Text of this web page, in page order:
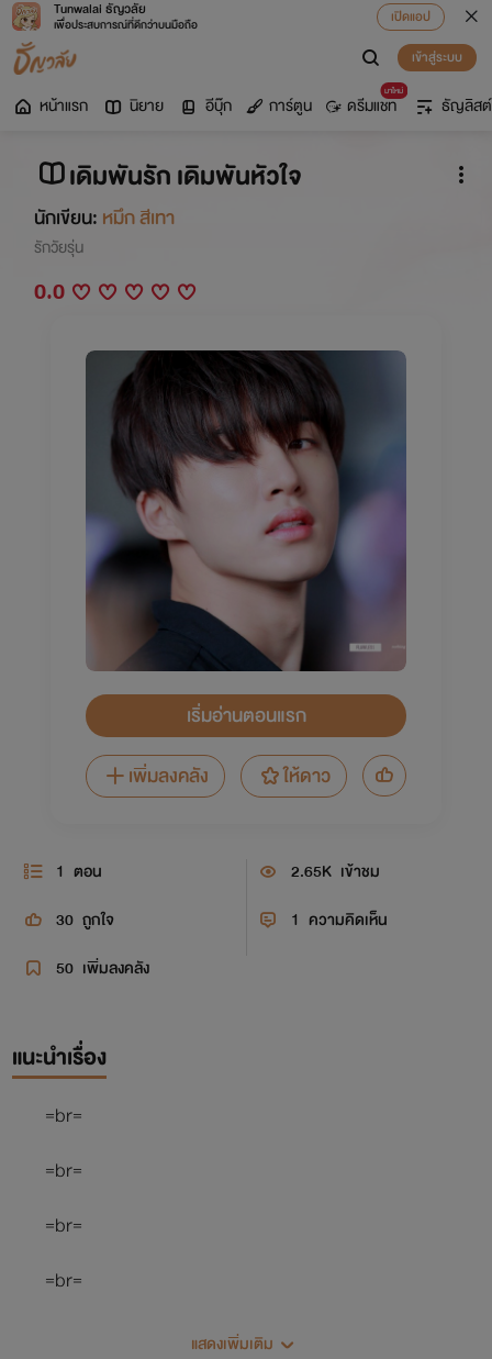
Tunwalai ธัญวลัย
เพื่อประสบการณ์ที่ดีกว่าบนมือถือ
เปิดแอป
เข้าสู่ระบบ
หน้าแรก นิยาย อีบุ๊ก การ์ตูน
มาใหม่
ดรีมแชท ธัญลิสต์
เดิมพันรัก เดิมพันหัวใจ
นักเขียน: หมึก สีเทา
รักวัยรุ่น
0.0
เริ่มอ่านตอนแรก
เพิ่มลงคลัง
ให้ดาว
1 ตอน 2.65K เข้าชม
30 ถูกใจ 1 ความคิดเห็น
50 เพิ่มลงคลัง
แนะนำเรื่อง
=br=
=br=
=br=
=br=
แสดงเพิ่มเติม